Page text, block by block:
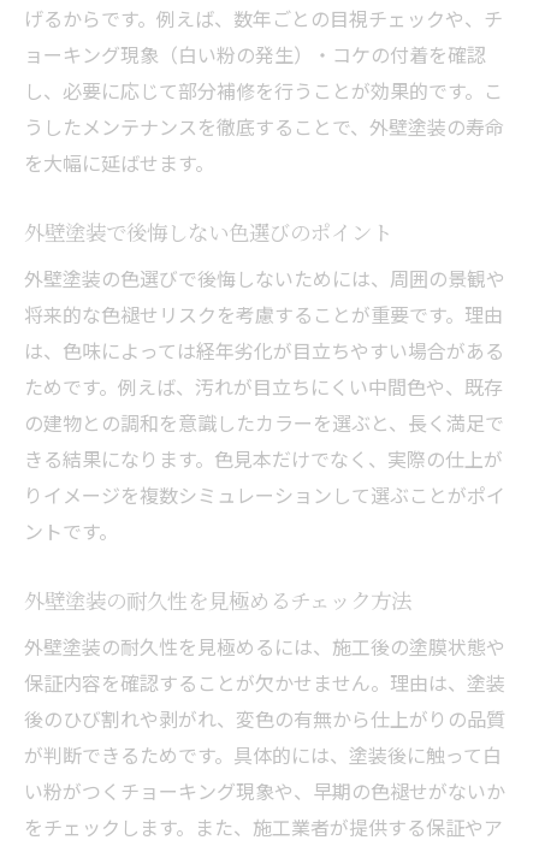
げるからです。例えば、数年ごとの目視チェックや、チ
ョーキング現象（白い粉の発生）・コケの付着を確認
し、必要に応じて部分補修を行うことが効果的です。こ
うしたメンテナンスを徹底することで、外壁塗装の寿命
を大幅に延ばせます。
外壁塗装で後悔しない色選びのポイント
外壁塗装の色選びで後悔しないためには、周囲の景観や
将来的な色褪せリスクを考慮することが重要です。理由
は、色味によっては経年劣化が目立ちやすい場合がある
ためです。例えば、汚れが目立ちにくい中間色や、既存
の建物との調和を意識したカラーを選ぶと、長く満足で
きる結果になります。色見本だけでなく、実際の仕上が
りイメージを複数シミュレーションして選ぶことがポイ
ントです。
外壁塗装の耐久性を見極めるチェック方法
外壁塗装の耐久性を見極めるには、施工後の塗膜状態や
保証内容を確認することが欠かせません。理由は、塗装
後のひび割れや剥がれ、変色の有無から仕上がりの品質
が判断できるためです。具体的には、塗装後に触って白
い粉がつくチョーキング現象や、早期の色褪せがないか
をチェックします。また、施工業者が提供する保証やア